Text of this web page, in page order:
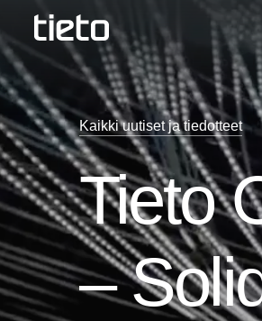
Kaikki uutiset ja tiedotteet
Tieto
–